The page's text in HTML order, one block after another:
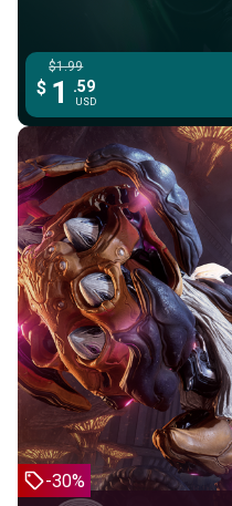
$1.99
$ 1 .59
USD
지금 구매하세요
-30%
300 플
놋코
300 플래
놋코
놋코 마이코라